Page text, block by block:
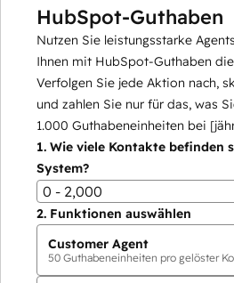
HubSpot-Guthaben
Nutzen Sie leistungsstarke
Ihnen mit HubSpot-Guthaben
Verfolgen Sie jede Aktion nach,
und zahlen Sie nur für das, was
1.000 Guthabeneinheiten bei
1. Wie viele Kontakte befinden
System?
0 - 2,000
2. Funktionen auswählen
Customer Agent
50 Guthabeneinheiten pro gelöster